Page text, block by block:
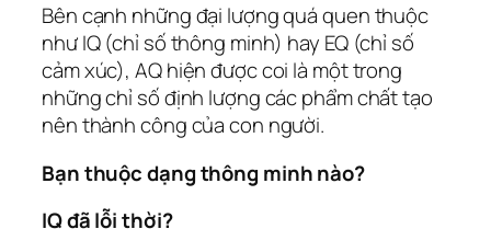
Bên cạnh những đại lượng quá quen thuộc
như IQ (chỉ số thông minh) hay EQ (chỉ số
cảm xúc), AQ hiện được coi là một trong
những chỉ số định lượng các phẩm chất tạo
nên thành công của con người.
Bạn thuộc dạng thông minh nào?
IQ đã lỗi thời?